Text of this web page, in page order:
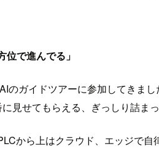
で進んでる」
ガイドツアーに参加してきま
見せてもらえる、ぎっしり詰まっ
から上はクラウド、エッジで